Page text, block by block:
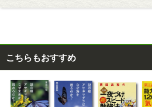
こちらもおすすめ